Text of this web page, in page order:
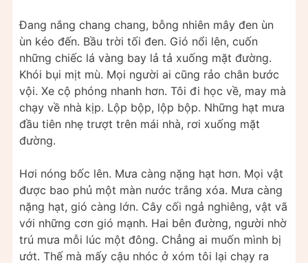
Đang nắng chang chang, bỗng nhiên mây đen ùn
ùn kéo đến. Bầu trời tối đen. Gió nổi lên, cuốn
những chiếc lá vàng bay lả tả xuống mặt đường.
Khói bụi mịt mù. Mọi người ai cũng rảo chân bước
vội. Xe cộ phóng nhanh hơn. Tôi đi học về, may mà
chạy về nhà kịp. Lộp bộp, lộp bộp. Những hạt mưa
đầu tiên nhẹ trượt trên mái nhà, rơi xuống mặt
đường.
Hơi nóng bốc lên. Mưa càng nặng hạt hơn. Mọi vật
được bao phủ một màn nước trắng xóa. Mưa càng
nặng hạt, gió càng lớn. Cây cối ngả nghiêng, vật vã
với những cơn gió mạnh. Hai bên đường, người nhờ
trú mưa mỗi lúc một đông. Chẳng ai muốn mình bị
ướt. Thế mà mấy cậu nhóc ở xóm tôi lại chạy ra